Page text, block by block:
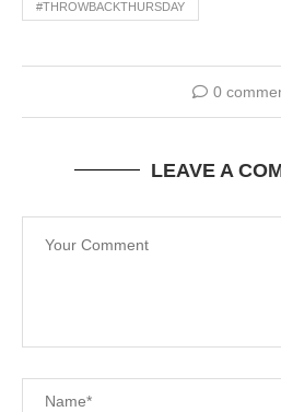
#THROWBACKTHURSDAY
0
LEAVE A